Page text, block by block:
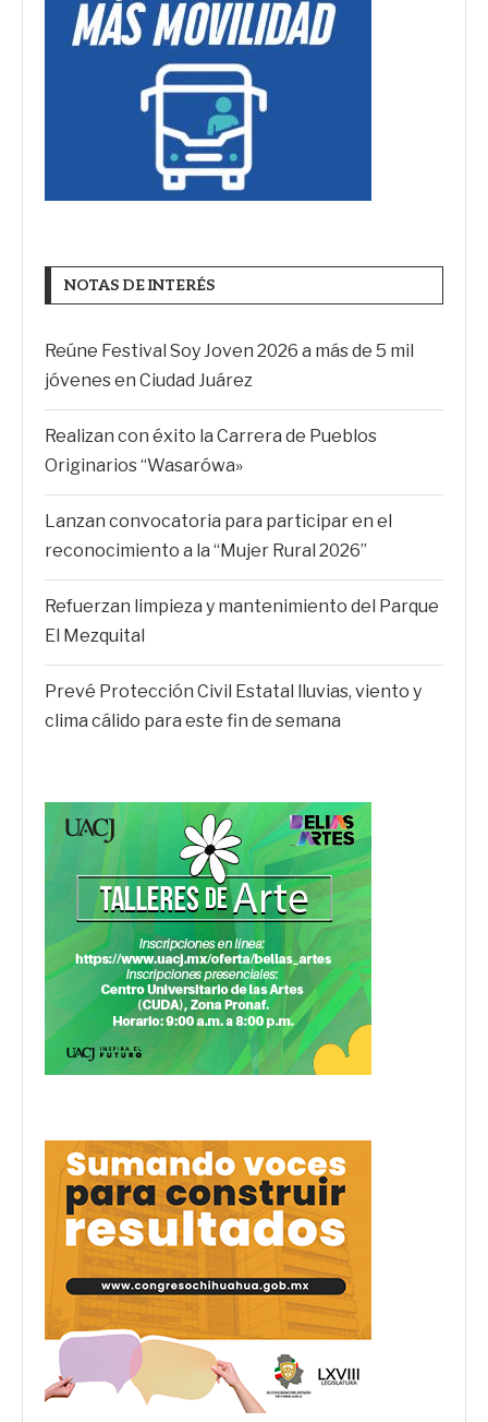
NOTAS DE INTERÉS
Reúne Festival Soy Joven 2026 a más de 5 mil
jóvenes en Ciudad Juárez
Realizan con éxito la Carrera de Pueblos
Originarios “Wasarówa»
Lanzan convocatoria para participar en el
reconocimiento a la “Mujer Rural 2026”
Refuerzan limpieza y mantenimiento del Parque
El Mezquital
Prevé Protección Civil Estatal lluvias, viento y
clima cálido para este fin de semana